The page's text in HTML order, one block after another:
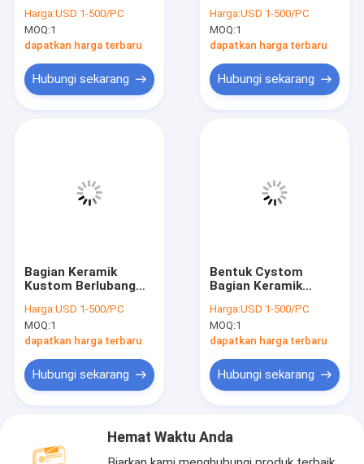
Untuk Mesin Bulat
Harga:USD 1-500/PC
MOQ:1
dapatkan harga terbaru
Hubungi sekarang
Perforated Alumina
Ceramic Sheet
Harga:USD 1-500/PC
MOQ:1
dapatkan harga terbaru
Hubungi sekarang
Bagian Keramik
Kustom Berlubang
Bentuk annular
Harga:USD 1-500/PC
MOQ:1
dapatkan harga terbaru
Hubungi sekarang
Bentuk Cystom
Bagian Keramik
Kaca Laser Keramik
Rongga
Harga:USD 1-500/PC
MOQ:1
dapatkan harga terbaru
Hubungi sekarang
Hemat Waktu Anda